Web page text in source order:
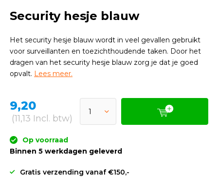
Security hesje blauw
Het security hesje blauw wordt in veel gevallen gebruikt
voor surveillanten en toezichthoudende taken. Door het
dragen van het security hesje blauw zorg je dat je goed
opvalt. Lees meer.
9,20
(11,13 Incl. btw)
Op voorraad
Binnen 5 werkdagen geleverd
Gratis verzending vanaf €150,-